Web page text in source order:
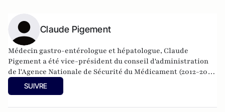
Claude Pigement
Médecin gastro-entérologue et hépatologue, Claude
Pigement a été vice-président du conseil d'administration
de l'Agence Nationale de Sécurité du Médicament (2012-2018)
et responsable national aux questions de santé du Parti
socialiste durant 23 ans. Pour l'affaire du Levothyrox, il a
SUIVRE